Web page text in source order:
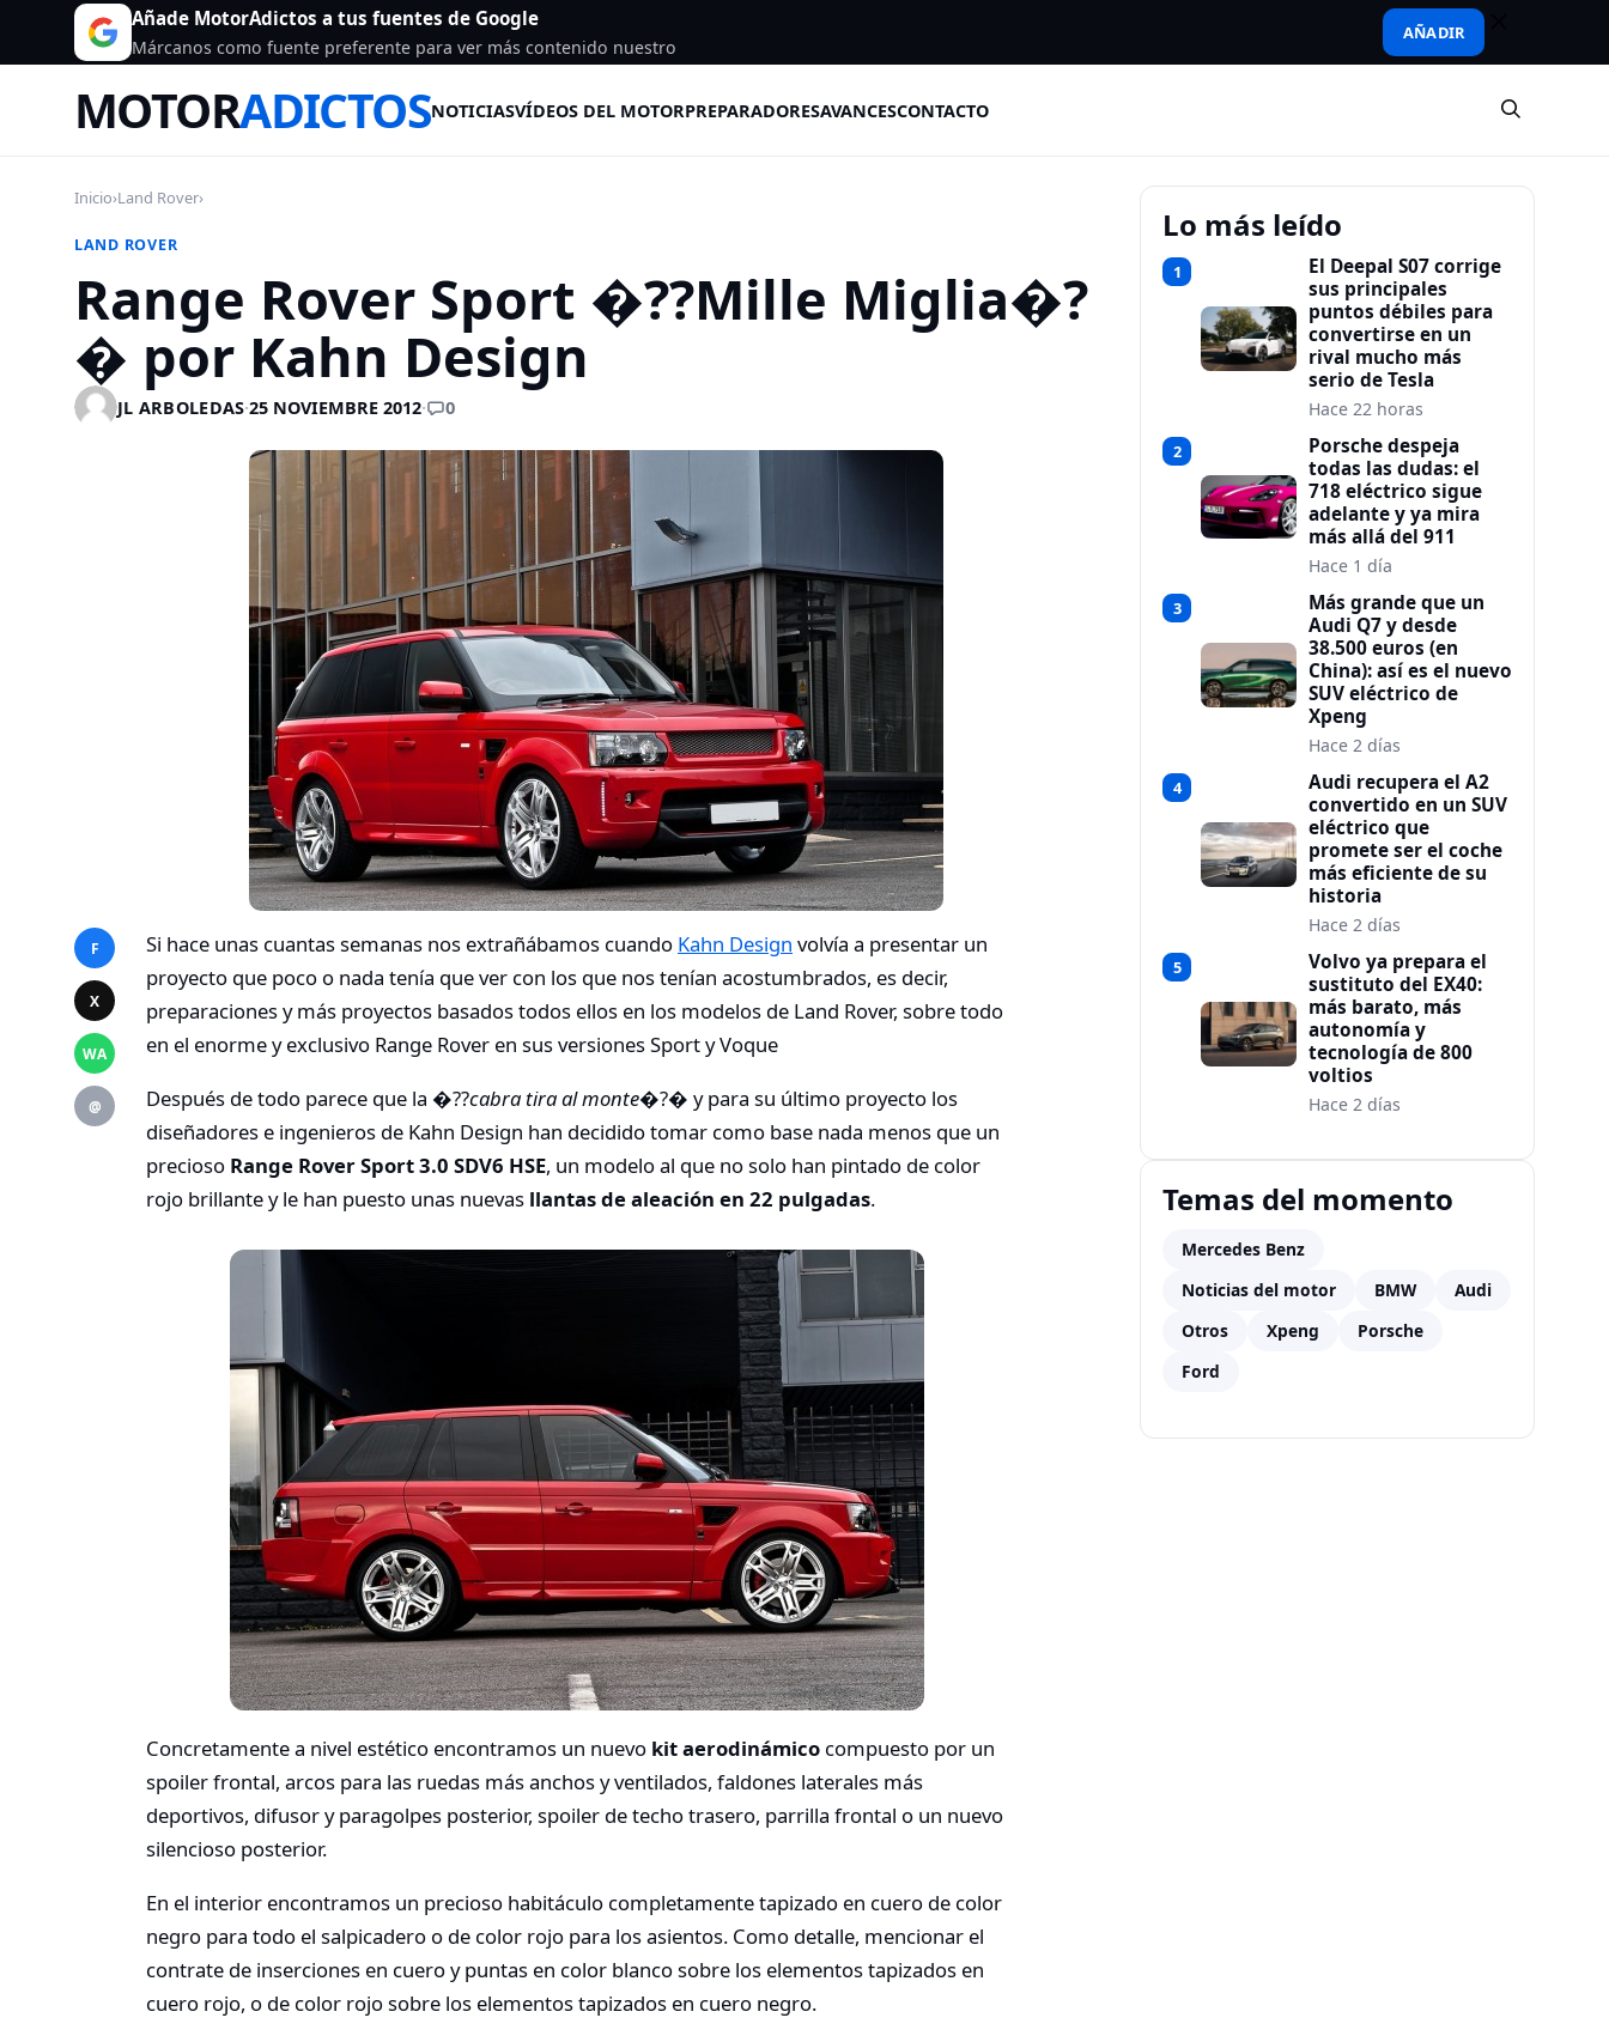
Añade MotorAdictos a tus fuentes de Google
Márcanos como fuente preferente para ver más contenido nuestro
AÑADIR
MOTORADICTOSNOTICIASVÍDEOS DEL MOTORPREPARADORESAVANCESCONTACTO
Inicio›Land Rover›
LAND ROVER
Range Rover Sport �??Mille Miglia�?
� por Kahn Design
JL ARBOLEDAS·25 NOVIEMBRE 2012· 0
F
X
WA
@
Si hace unas cuantas semanas nos extrañábamos cuando Kahn Design volvía a presentar un
proyecto que poco o nada tenía que ver con los que nos tenían acostumbrados, es decir,
preparaciones y más proyectos basados todos ellos en los modelos de Land Rover, sobre todo
en el enorme y exclusivo Range Rover en sus versiones Sport y Voque
Después de todo parece que la �??cabra tira al monte�?� y para su último proyecto los
diseñadores e ingenieros de Kahn Design han decidido tomar como base nada menos que un
precioso Range Rover Sport 3.0 SDV6 HSE, un modelo al que no solo han pintado de color
rojo brillante y le han puesto unas nuevas llantas de aleación en 22 pulgadas.
Concretamente a nivel estético encontramos un nuevo kit aerodinámico compuesto por un
spoiler frontal, arcos para las ruedas más anchos y ventilados, faldones laterales más
deportivos, difusor y paragolpes posterior, spoiler de techo trasero, parrilla frontal o un nuevo
silencioso posterior.
En el interior encontramos un precioso habitáculo completamente tapizado en cuero de color
negro para todo el salpicadero o de color rojo para los asientos. Como detalle, mencionar el
contrate de inserciones en cuero y puntas en color blanco sobre los elementos tapizados en
cuero rojo, o de color rojo sobre los elementos tapizados en cuero negro.
Lo más leído
1
El Deepal S07 corrige
sus principales
puntos débiles para
convertirse en un
rival mucho más
serio de Tesla
Hace 22 horas
2
Porsche despeja
todas las dudas: el
718 eléctrico sigue
adelante y ya mira
más allá del 911
Hace 1 día
3
Más grande que un
Audi Q7 y desde
38.500 euros (en
China): así es el nuevo
SUV eléctrico de
Xpeng
Hace 2 días
4
Audi recupera el A2
convertido en un SUV
eléctrico que
promete ser el coche
más eficiente de su
historia
Hace 2 días
5
Volvo ya prepara el
sustituto del EX40:
más barato, más
autonomía y
tecnología de 800
voltios
Hace 2 días
Temas del momento
Mercedes Benz
Noticias del motor
BMW
Audi
Otros
Xpeng
Porsche
Ford